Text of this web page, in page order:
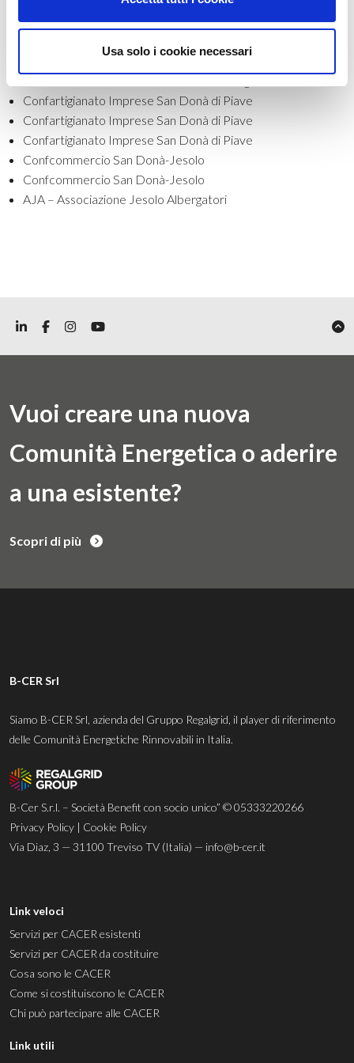
Usa solo i cookie necessari
aziende e privati che desiderano ricevere maggiori informazioni
Confartigianato Imprese San Donà di Piave
Confartigianato Imprese San Donà di Piave
Confartigianato Imprese San Donà di Piave
Confcommercio San Donà-Jesolo
Confcommercio San Donà-Jesolo
AJA – Associazione Jesolo Albergatori
Vuoi creare una nuova
Comunità Energetica o aderire
a una esistente?
Scopri di più
B-CER Srl
Siamo B-CER Srl, azienda del Gruppo Regalgrid, il player di riferimento
delle Comunità Energetiche Rinnovabili in Italia.
B-Cer S.r.l. – Società Benefit con socio unico” © 05333220266
Privacy Policy | Cookie Policy
Via Diaz, 3 — 31100 Treviso TV (Italia) — info@b-cer.it
Link veloci
Servizi per CACER esistenti
Servizi per CACER da costituire
Cosa sono le CACER
Come si costituiscono le CACER
Chi può partecipare alle CACER
Link utili